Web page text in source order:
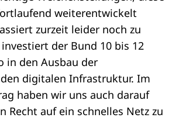
weiterentwickelt
zurzeit leider noch zu
der Bund 10 bis 12
in den Ausbau der
digitalen Infrastruktur. Im
haben wir uns auch darauf
Recht auf ein schnelles Netz zu